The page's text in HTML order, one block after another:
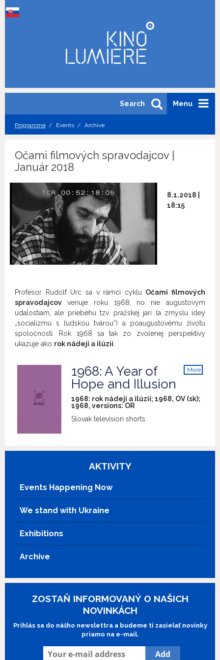
Menu
Search
Programme Events Archive
Očami filmových spravodajcov |
Január 2018
8.1.2018 |
18:15
Profesor Rudolf Urc sa v rámci cyklu Očami filmových
spravodajcov venuje roku 1968, no nie augustovým
udalostiam, ale priebehu tzv. pražskej jari (a zmyslu idey
„socializmu s ľudskou tvárou“) a poaugustovému životu
spoločnosti. Rok 1968 sa tak zo zvolenej perspektívy
ukazuje ako rok nádejí a ilúzií
More
1968: A Year of
Hope and Illusion
1968: rok nádejí a ilúzií; 1968, OV (sk);
1968, versions: OR
Slovak television shorts.
AKTIVITY
Events Happening Now
We stand with Ukraine
Exhibitions
Archive
ZOSTAŇ INFORMOVANÝ O NAŠICH
NOVINKÁCH
Prihlás sa do nášho newslettra a budeme ti zasielať novinky
priamo na e-mail.